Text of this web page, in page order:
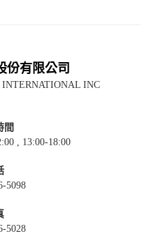
份有限公司
INC
間
, 13:00-18:00
5098
5028